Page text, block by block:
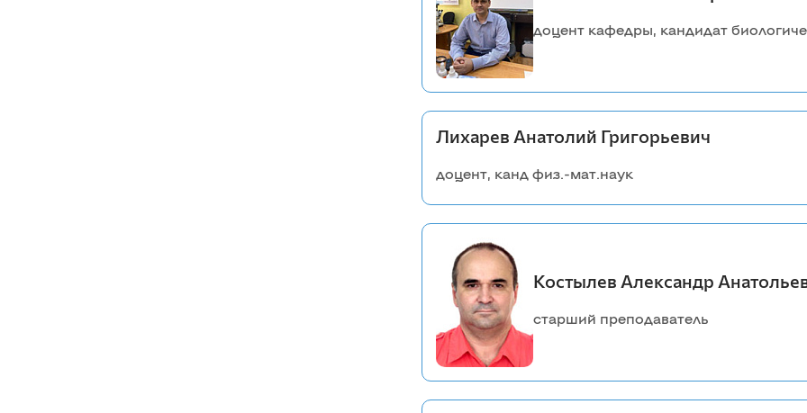
информационных систем
Бухгалтерский учет и статистика
Психология, педагогика и экология
человека
Инженерных систем и
энергетики
Физики и математики
Механизация и технический сервис в АПК
Общеинженерных дисциплин
Системоэнергетики
Тракторы и автомобили
Электроснабжения сельского хозяйства
доцент кафедры, кандидат
Лихарев Анатолий Григорьевич
доцент, канд физ.-мат.наук
Костылев Александр
старший преподаватель